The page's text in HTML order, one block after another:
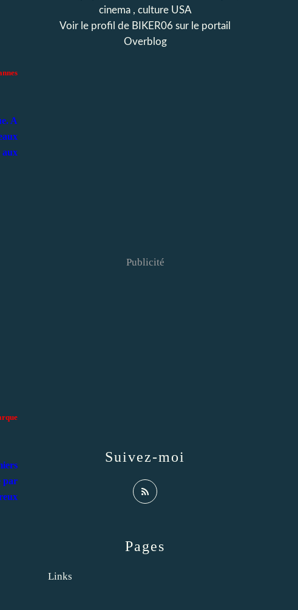
A
aux
par
Pages
Links
cinema , culture USA
Voir le profil de BIKER06 sur le portail
Overblog
Suivez-moi
Publicité